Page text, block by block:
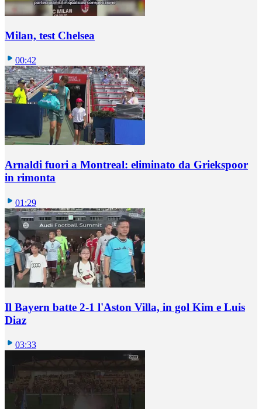
Milan, test Chelsea
00:42
Arnaldi fuori a Montreal: eliminato da Griekspoor
in rimonta
01:29
Il Bayern batte 2-1 l'Aston Villa, in gol Kim e Luis
Diaz
03:33